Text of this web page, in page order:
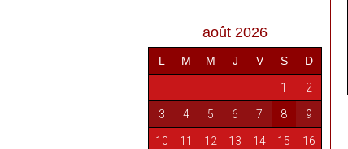
août 2026
L M M J V S D
1 2
3 4 5 6 7 8 9
10 11 12 13 14 15 16